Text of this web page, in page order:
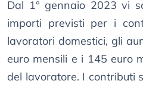
Dal 1° gennaio 2023 vi
importi previsti per i
lavoratori domestici, gli
euro mensili e i 145 euro
del lavoratore. I contributi